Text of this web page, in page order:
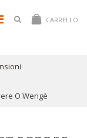
CARRELLO
O Wengè